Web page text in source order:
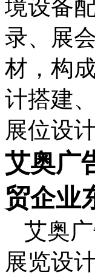
境设备
录、展
材，构
计搭建
展位设
艾奥广
贸企业
艾奥
展览设